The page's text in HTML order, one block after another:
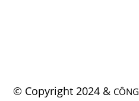
© Copyright 2024 &